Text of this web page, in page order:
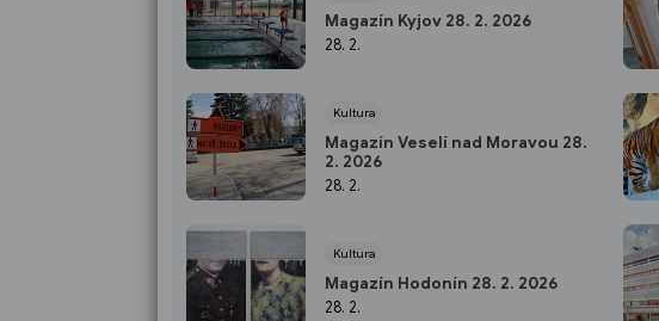
Magazín Kyjov 28. 2. 2026
28. 2.
Kultura
Magazín Veselí nad Moravou 28.
2. 2026
28. 2.
Kultura
Magazín Hodonín 28. 2. 2026
28. 2.